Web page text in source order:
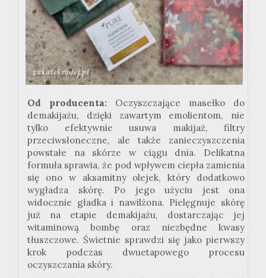
Od producenta: Oczyszczające masełko do
demakijażu, dzięki zawartym emolientom, nie
tylko efektywnie usuwa makijaż, filtry
przeciwsłoneczne, ale także zanieczyszczenia
powstałe na skórze w ciągu dnia. Delikatna
formuła sprawia, że pod wpływem ciepła zamienia
się ono w aksamitny olejek, który dodatkowo
wygładza skórę. Po jego użyciu jest ona
widocznie gładka i nawilżona. Pielęgnuje skórę
już na etapie demakijażu, dostarczając jej
witaminową bombę oraz niezbędne kwasy
tłuszczowe. Świetnie sprawdzi się jako pierwszy
krok podczas dwuetapowego procesu
oczyszczania skóry.